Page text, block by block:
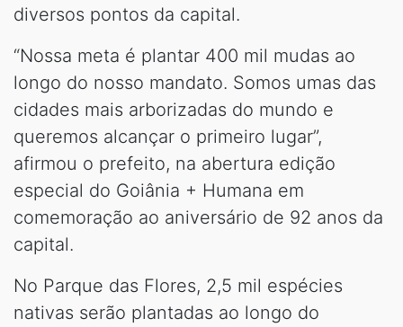
diversos pontos da capital.
“Nossa meta é plantar 400 mil mudas ao
longo do nosso mandato. Somos umas das
cidades mais arborizadas do mundo e
queremos alcançar o primeiro lugar”,
afirmou o prefeito, na abertura edição
especial do Goiânia + Humana em
comemoração ao aniversário de 92 anos da
capital.
No Parque das Flores, 2,5 mil espécies
nativas serão plantadas ao longo do